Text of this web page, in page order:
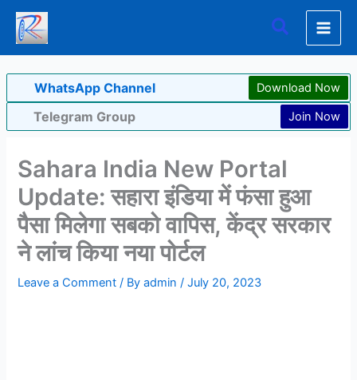
Skip
content
Search
WhatsApp Channel Download Now
Telegram Group Join Now
Sahara India New Portal
Update: सहारा इंडिया में फंसा हुआ
पैसा मिलेगा सबको वापिस, केंद्र सरकार
ने लांच किया नया पोर्टल
Leave a Comment / Byadmin/July 20, 2023